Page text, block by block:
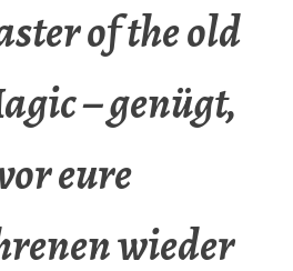
of the old
– genügt,
eure
wieder